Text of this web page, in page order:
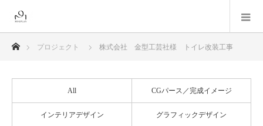
ホームプロジェクト 株式会社 金型工芸社様 トイレ改装工事
All CGパース／完成イメージ
インテリアデザイン グラフィックデザイン